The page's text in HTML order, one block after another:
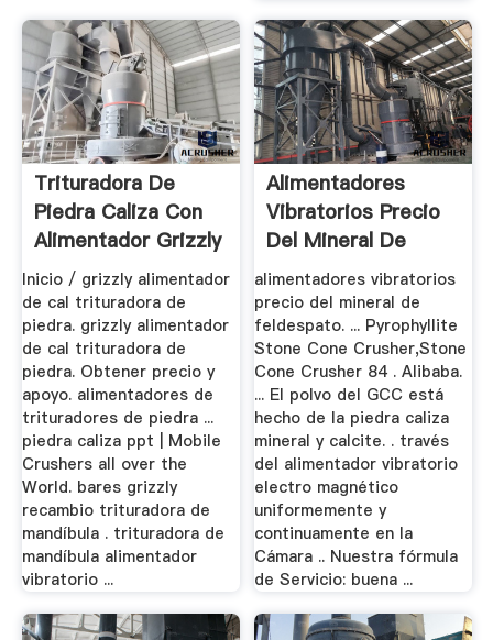
Trituradora De
Piedra Caliza Con
Alimentador Grizzly
Inicio / grizzly alimentador
de cal trituradora de
piedra. grizzly alimentador
de cal trituradora de
piedra. Obtener precio y
apoyo. alimentadores de
trituradores de piedra ...
piedra caliza ppt | Mobile
Crushers all over the
World. bares grizzly
recambio trituradora de
mandíbula . trituradora de
mandíbula alimentador
vibratorio ...
Alimentadores
Vibratorios Precio
Del Mineral De
Feldespato
alimentadores vibratorios
precio del mineral de
feldespato. ... Pyrophyllite
Stone Cone Crusher,Stone
Cone Crusher 84 . Alibaba.
... El polvo del GCC está
hecho de la piedra caliza
mineral y calcite. . través
del alimentador vibratorio
electro magnético
uniformemente y
continuamente en la
Cámara .. Nuestra fórmula
de Servicio: buena ...